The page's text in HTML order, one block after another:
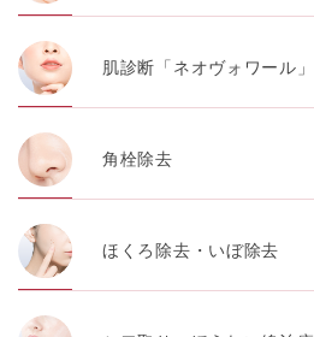
肌診断「ネオヴォワール」
角栓除去
ほくろ除去・いぼ除去